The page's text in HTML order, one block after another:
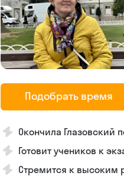
Подобрать время
Окончила Глазовский
Готовит учеников к
Стремится к высоким